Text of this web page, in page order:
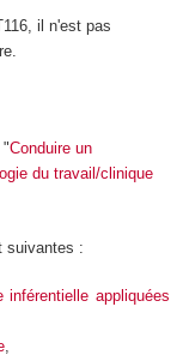
il n'est pas
"Conduire un
du travail/clinique
suivantes :
appliquées
,